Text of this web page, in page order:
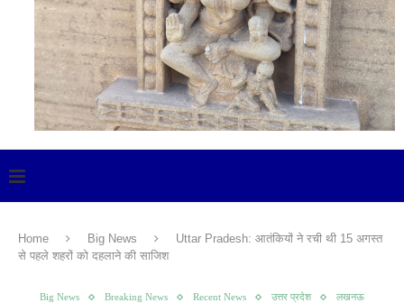
Home Big News
Uttar Pradesh: आतंकियों ने रची थी 15 अगस्त
से पहले शहरों को दहलाने की साजिश
Big News Breaking News Recent News उत्तर प्रदेश लखनऊ